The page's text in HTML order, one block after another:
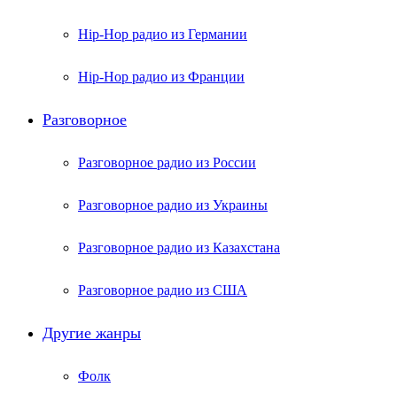
Hip-Hop радио из Германии
Hip-Hop радио из Франции
Разговорное
Разговорное радио из России
Разговорное радио из Украины
Разговорное радио из Казахстана
Разговорное радио из США
Другие жанры
Фолк